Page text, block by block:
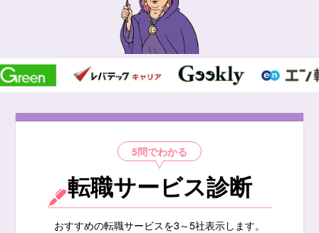
5問でわかる
転職サービス診断
おすすめの転職サービスを3～5社表示します。